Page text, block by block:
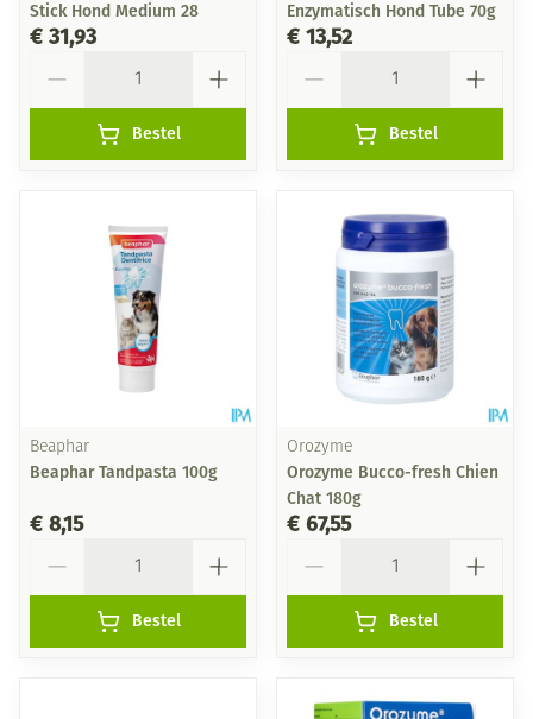
Stick Hond Medium 28
€ 31,93
Bestel
Enzymatisch Hond Tube 70g
€ 13,52
Bestel
Beaphar
Beaphar Tandpasta 100g
€ 8,15
Bestel
Orozyme
Orozyme Bucco-fresh Chien
Chat 180g
€ 67,55
Bestel